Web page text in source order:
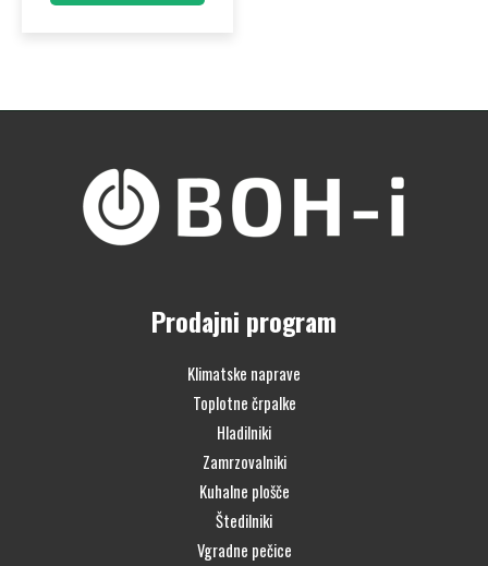
Prodajni program
Klimatske naprave
Toplotne črpalke
Hladilniki
Zamrzovalniki
Kuhalne plošče
Štedilniki
Vgradne pečice